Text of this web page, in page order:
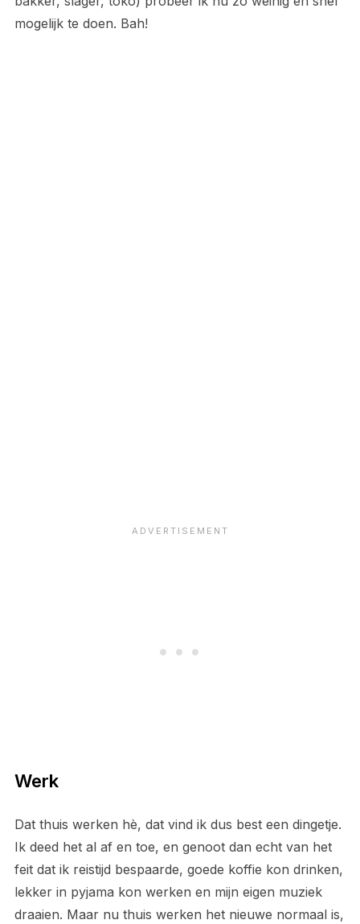
mogelijk te doen. Bah!
Werk
Dat thuis werken hè, dat vind ik dus best een dingetje.
Ik deed het al af en toe, en genoot dan echt van het
feit dat ik reistijd bespaarde, goede koffie kon drinken,
lekker in pyjama kon werken en mijn eigen muziek
draaien. Maar nu thuis werken het nieuwe normaal is,